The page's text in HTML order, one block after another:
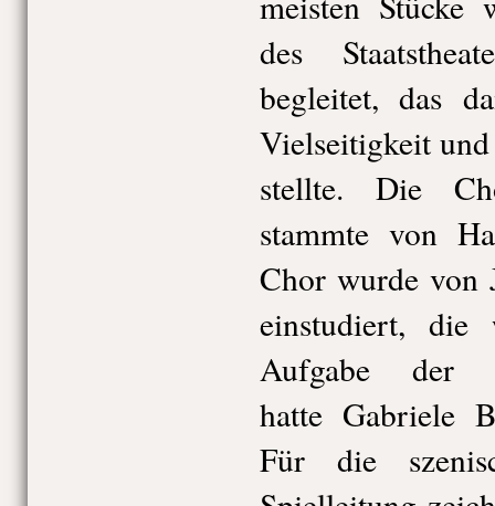
des
begleitet, das
Vielseitigkeit
stellte. Die
stammte von
Chor wurde von
einstudiert, die
Aufgabe der
hatte Gabriele
Für die